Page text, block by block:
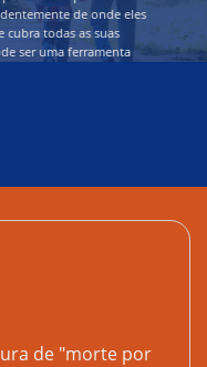
de onde eles
cubra todas as suas
ser uma ferramenta
de "morte por